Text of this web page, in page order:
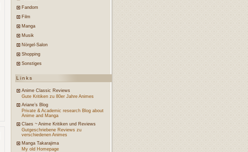
Fandom
Film
Manga
Musik
Nörgel-Salon
Shopping
Sonstiges
Links
Anime Classic Reviews
Gute Kritiken zu 80er Jahre Animes
Ariane’s Blog
Private & Academic research Blog about
Anime and Manga
Claes ~ Anime Kritiken und Reviews
Gutgeschriebene Reviews zu
verschiedenen Animes
Manga Takarajima
My old Homepage